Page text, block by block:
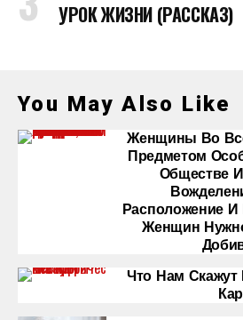
УРОК ЖИЗНИ (РАССКАЗ)
You May Also Like
Женщины Во
Предметом
Обществе
Расположение И
Женщин
Что Нам